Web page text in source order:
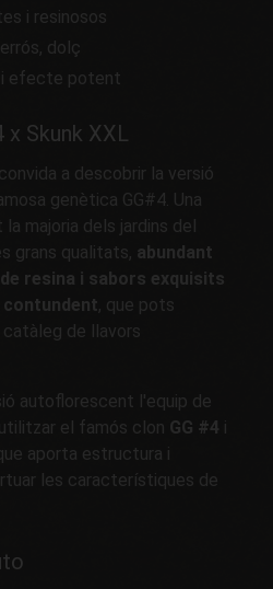
i resinosos
dolç
efecte potent
x Skunk XXL
a descobrir la versió
genètica GG#4. Una
majoria dels jardins del
grans qualitats, abundant
resina i sabors exquisits
, que pots
de llavors
autoflorescent l'equip de
el famós clon GG #4 i
aporta estructura i
les característiques de